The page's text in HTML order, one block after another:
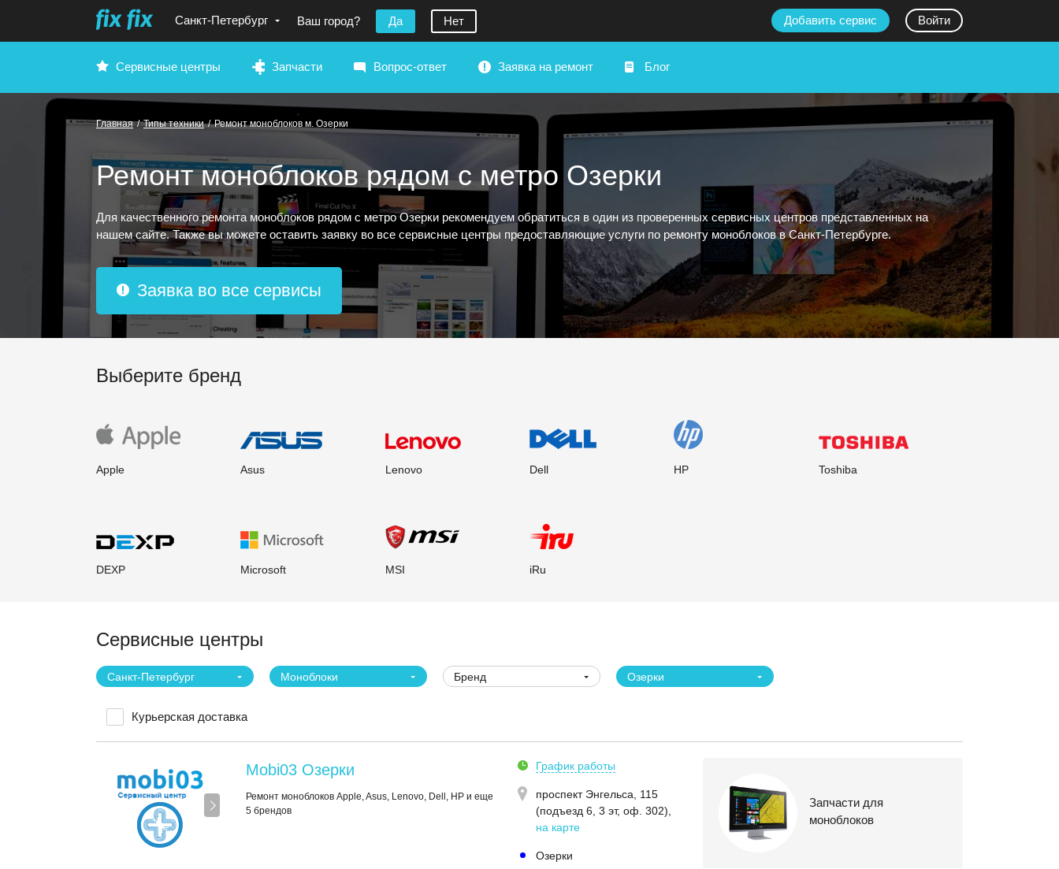
Санкт-Петербург Ваш город? Да Нет Добавить сервис Войти
Сервисные центры Запчасти Вопрос-ответ Заявка на ремонт Блог
Главная / Типы техники / Ремонт моноблоков м. Озерки
Ремонт моноблоков рядом с метро Озерки
Для качественного ремонта моноблоков рядом с метро Озерки рекомендуем обратиться в один из проверенных сервисных центров представленных на
нашем сайте. Также вы можете оставить заявку во все сервисные центры предоставляющие услуги по ремонту моноблоков в Санкт-Петербурге.
Заявка во все сервисы
Выберите бренд
Apple Asus Lenovo Dell HP Toshiba
DEXP Microsoft MSI iRu
Сервисные центры
Санкт-Петербург Моноблоки Бренд Озерки
Курьерская доставка
Mobi03 Озерки
Ремонт моноблоков Apple, Asus, Lenovo, Dell, HP и еще
5 брендов
График работы
проспект Энгельса, 115
(подъезд 6, 3 эт, оф. 302)
на карте
Озерки
Запчасти для
моноблоков